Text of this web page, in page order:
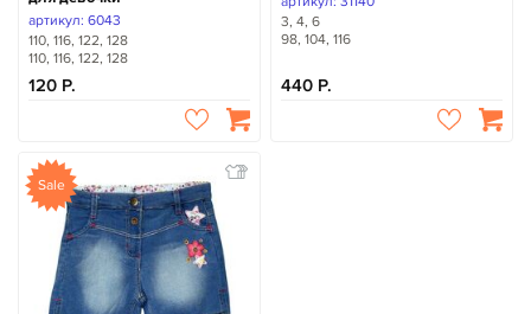
артикул: 6043
110, 116, 122, 128
110, 116, 122, 128
120
3, 4, 6
98, 104, 116
440
Sale